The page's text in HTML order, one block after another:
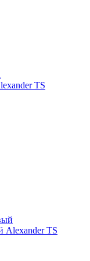
TS
Alexander TS